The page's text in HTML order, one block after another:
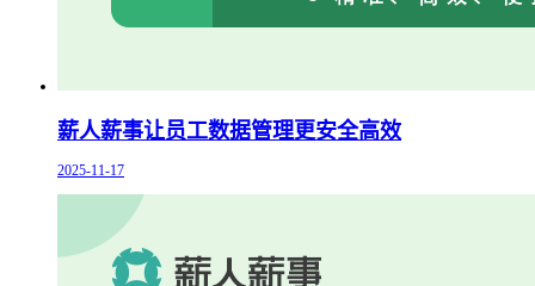
薪人薪事让员工数据管理更安全高效
2025-11-17